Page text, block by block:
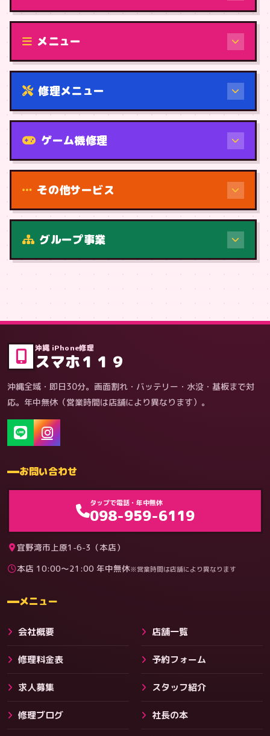
修理（機種から）
メニュー
修理メニュー
機種から
症状・内容から
料金
ゲーム機修理
その他サービス
グループ事業
沖縄 iPhone修理
スマホ１１９
沖縄全域・即日30分。画面割れ・バッテリー・水没・基板まで対
応。年中無休（営業時間は店舗により異なります）。
お問い合わせ
タップで電話・年中無休
098-959-6119
宜野湾市上原1-6-3（本店）
本店 10:00〜21:00 年中無休※営業時間は店舗により異なります
メニュー
会社概要 店舗一覧
修理料金表 予約フォーム
求人募集 スタッフ紹介
修理ブログ 社長の本